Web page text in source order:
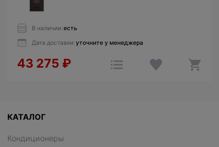
В наличии: есть
Дата доставки: уточните у менеджера
43 275 ₽
КАТАЛОГ
Кондиционеры